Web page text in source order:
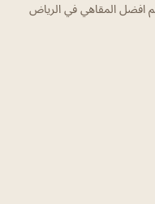
افضل المقاهي في الرياض